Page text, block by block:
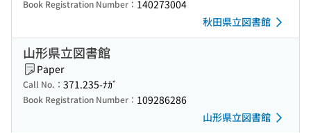
Book Registration Number： 140273004
秋田県立図書館
山形県立図書館
Paper
Call No.： 371.235-ﾅｶﾞ
Book Registration Number： 109286286
山形県立図書館